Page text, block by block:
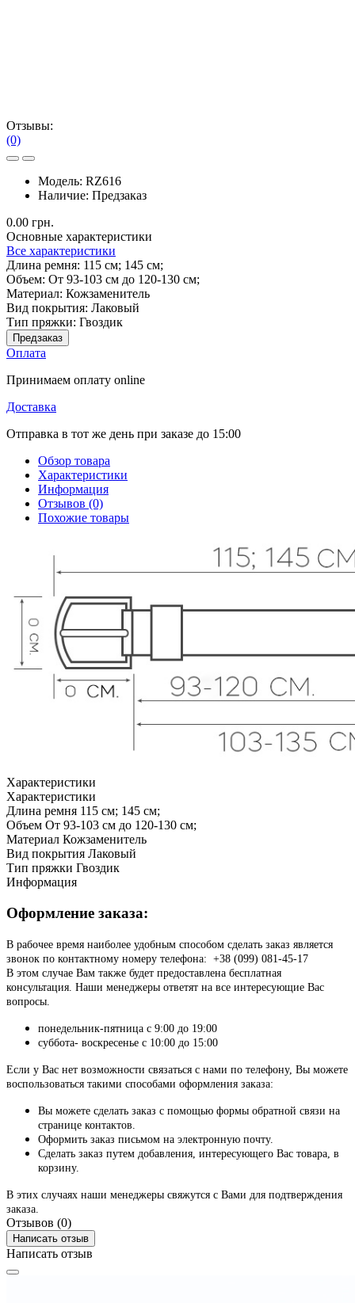
Отзывы:
(0)
Модель: RZ616
Наличие: Предзаказ
0.00 грн.
Основные характеристики
Все характеристики
Длина ремня: 115 см; 145 см;
Объем: От 93-103 см до 120-130 см;
Материал: Кожзаменитель
Вид покрытия: Лаковый
Тип пряжки: Гвоздик
Предзаказ
Оплата
Принимаем оплату online
Доставка
Отправка в тот же день при заказе до 15:00
Обзор товара
Характеристики
Информация
Отзывов (0)
Похожие товары
Характеристики
Характеристики
Длина ремня 115 см; 145 см;
Объем От 93-103 см до 120-130 см;
Материал Кожзаменитель
Вид покрытия Лаковый
Тип пряжки Гвоздик
Информация
Оформление заказа:
В рабочее время наиболее удобным способом сделать заказ является
звонок по контактному номеру телефона: +38 (099) 081-45-17
В этом случае Вам также будет предоставлена бесплатная
консультация. Наши менеджеры ответят на все интересующие Вас
вопросы.
понедельник-пятница с 9:00 до 19:00
суббота- воскресенье с 10:00 до 15:00
Если у Вас нет возможности связаться с нами по телефону, Вы можете
воспользоваться такими способами оформления заказа:
Вы можете сделать заказ с помощью формы обратной связи на
странице контактов.
Оформить заказ письмом на электронную почту.
Сделать заказ путем добавления, интересующего Вас товара, в
корзину.
В этих случаях наши менеджеры свяжутся с Вами для подтверждения
заказа.
Отзывов (0)
Написать отзыв
Написать отзыв